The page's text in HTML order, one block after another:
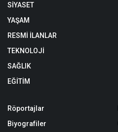
SİYASET
YAŞAM
RESMİ İLANLAR
TEKNOLOJİ
SAĞLIK
EĞİTİM
Röportajlar
Biyografiler